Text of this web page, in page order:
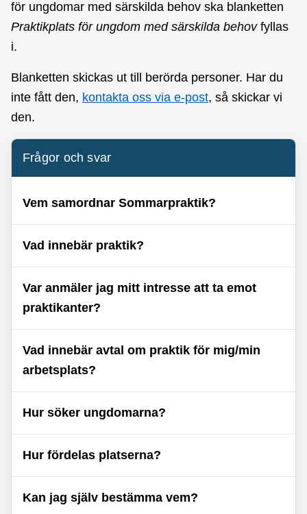
för ungdomar med särskilda behov ska blanketten
Praktikplats för ungdom med särskilda behovfyllas
i.
Blanketten skickas ut till berörda personer. Har du
inte fått den, kontakta oss via e-post, så skickar vi
den.
Frågor och svar
Vem samordnar Sommarpraktik?
Vad innebär praktik?
Var anmäler jag mitt intresse att ta emot
praktikanter?
Vad innebär avtal om praktik för mig/min
arbetsplats?
Hur söker ungdomarna?
Hur fördelas platserna?
Kan jag själv bestämma vem?